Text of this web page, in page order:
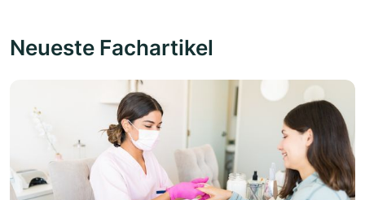
Neueste Fachartikel